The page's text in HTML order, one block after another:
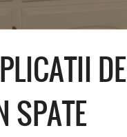
SPATE